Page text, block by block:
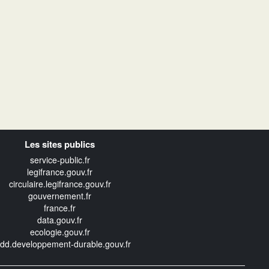
Les sites publics
service-public.fr
legifrance.gouv.fr
circulaire.legifrance.gouv.fr
gouvernement.fr
france.fr
data.gouv.fr
ecologie.gouv.fr
durable.gouv.fr